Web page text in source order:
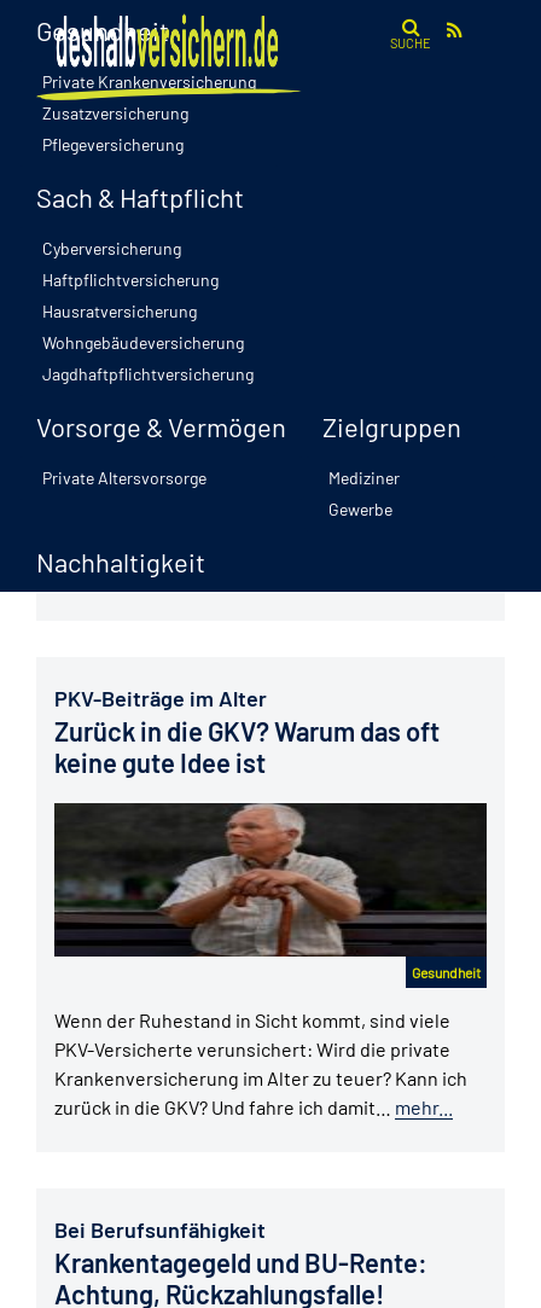
SUCHE
Gesundheit
Private Krankenversicherung
Zusatzversicherung
Pflegeversicherung
Sach & Haftpflicht
Cyberversicherung
Haftpflichtversicherung
Hausratversicherung
Wohngebäudeversicherung
Jagdhaftpflichtversicherung
Vorsorge & Vermögen
Private Altersvorsorge
Zielgruppen
Mediziner
Gewerbe
Nachhaltigkeit
Risikofaktor Diabetes
November
Krankheit jahrelang symptomlos, weshalb
frühzeitige Aufklärung entscheidend ist. Der
stattfindet, bietet die Gelegenheit,…
PKV-Beiträge im Alter
Zurück in die GKV? Warum das oft
keine gute Idee ist
Gesundheit
Wenn der Ruhestand in Sicht kommt, sind viele
PKV-Versicherte verunsichert: Wird die private
Krankenversicherung im Alter zu teuer? Kann ich
zurück in die GKV? Und fahre ich damit… mehr...
Bei Berufsunfähigkeit
Krankentagegeld und BU-Rente:
Achtung, Rückzahlungsfalle!